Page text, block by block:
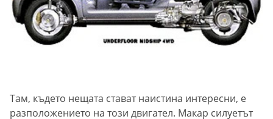
Там, където нещата стават наистина интересни, е
разположението на този двигател. Макар силуетът